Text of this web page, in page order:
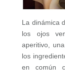
La dinámica
los ojos
aperitivo,
los
en común